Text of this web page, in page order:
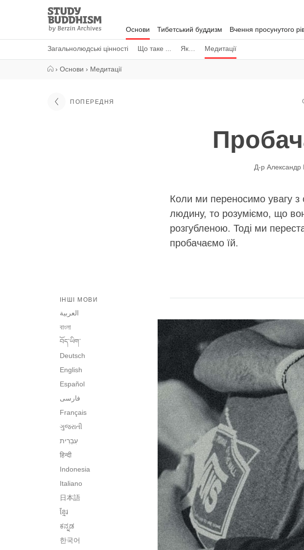
Study
Buddhism
Home
Основи
Загальнолюдські цінності Що таке ... Як… Медитації
Тибетський буддизм Вчення просунутого
› Основи › Медитації
ПОПЕРЕДНЯ
Д-р Александр
Коли ми переносимо увагу з
людину, то розуміємо, що
розгубленою. Тоді ми
пробачаємо їй.
ІНШІ МОВИ
العربية
বাংলা
བོད་ཡིག་
Deutsch
English
Español
فارسی
Français
ગુજરાતી
हिन्दी
Indonesia
Italiano
日本語
ខ្មែរ
ಕನ್ನಡ
한국어